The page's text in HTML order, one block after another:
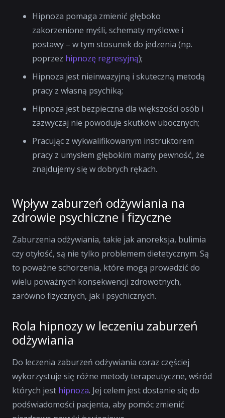
Hipnoza pomaga zmienić głęboko
zakorzenione myśli, schematy myślowe i
postawy – w tym stosunek do jedzenia (np.
poprzez hipnozę regresyjną);
Hipnoza jest nieinwazyjną i skuteczną metodą
pracy z własną psychiką;
Hipnoza jest bezpieczna dla większości osób i
zazwyczaj nie powoduje skutków ubocznych;
Pracując z wykwalifikowanym instruktorem
pracy z umysłem głębokim mamy pewność, że
znajdujemy się w dobrych rękach.
Wpływ zaburzeń odżywiania na
zdrowie psychiczne i fizyczne
Zaburzenia odżywiania, takie jak anoreksja, bulimia
czy otyłość, są nie tylko problemem dietetycznym. Są
to poważne schorzenia, które mogą prowadzić do
wielu poważnych konsekwencji zdrowotnych,
zarówno fizycznych, jak i psychicznych.
Rola hipnozy w leczeniu zaburzeń
odżywiania
Do leczenia zaburzeń odżywiania coraz częściej
wykorzystuje się różne metody terapeutyczne, wśród
których jest hipnoza. Jej celem jest dostanie się do
podświadomości pacjenta, aby pomóc zmienić